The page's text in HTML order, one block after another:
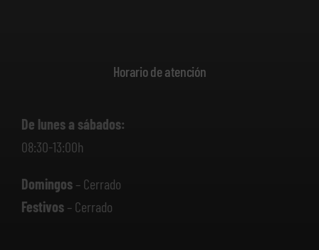
Horario de atención
De lunes a sábados:
08:30-13:00h
Domingos– Cerrado
Festivos– Cerrado